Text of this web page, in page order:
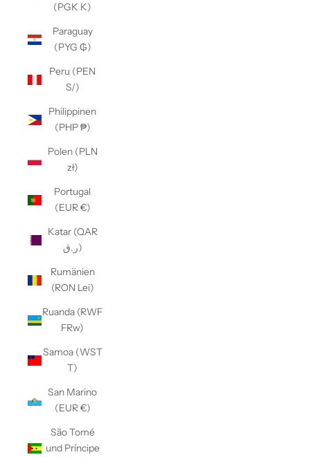
(PGK K)
Paraguay
(PYG ₲)
Peru (PEN
S/)
Philippinen
(PHP ₱)
Polen (PLN
zł)
Portugal
(EUR €)
Katar (QAR
ر.ق)
Rumänien
(RON Lei)
Ruanda (RWF
FRw)
Samoa (WST
T)
San Marino
(EUR €)
São Tomé
und Príncipe